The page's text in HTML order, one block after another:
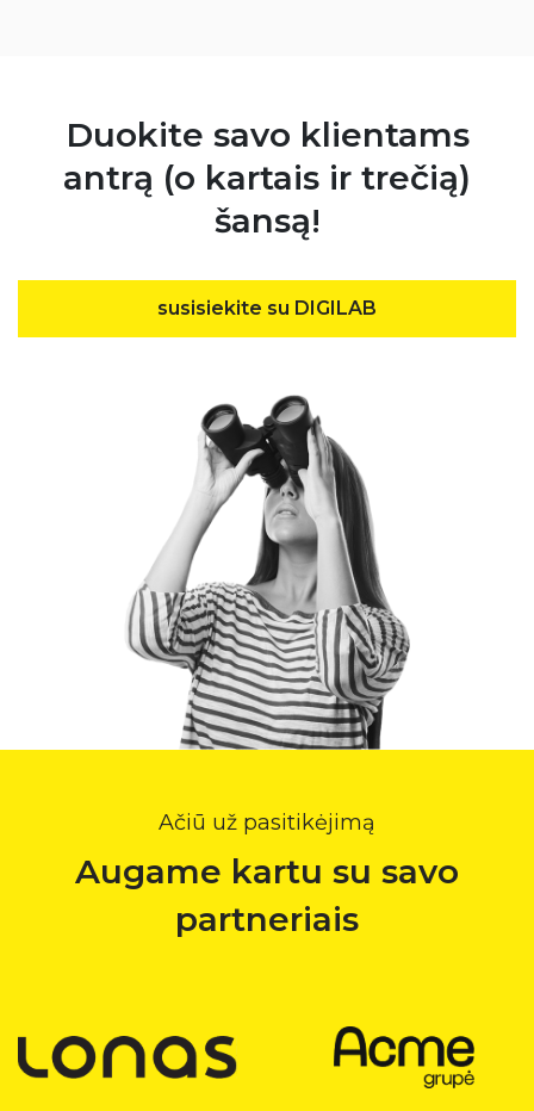
Duokite savo klientams
antrą (o kartais ir trečią)
šansą!
susisiekite su DIGILAB
Ačiū už pasitikėjimą
Augame kartu su savo
partneriais